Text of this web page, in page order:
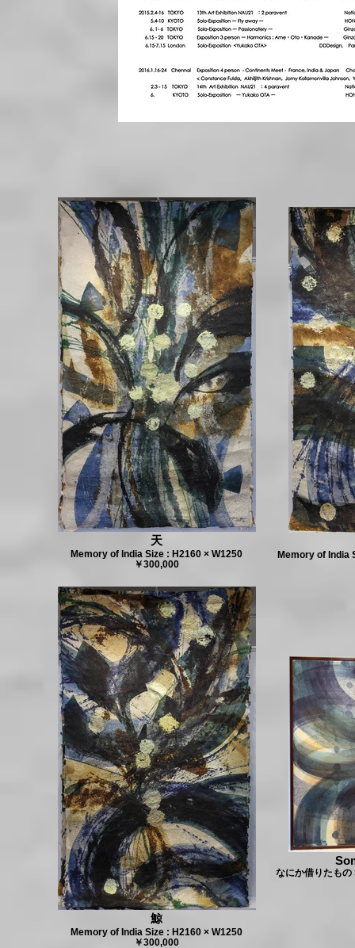
天
Memory of India Size : H2160 × W1250
￥300,000
Memory of India
鯨
Memory of India Size : H2160 × W1250
￥300,000
なにか借りたも